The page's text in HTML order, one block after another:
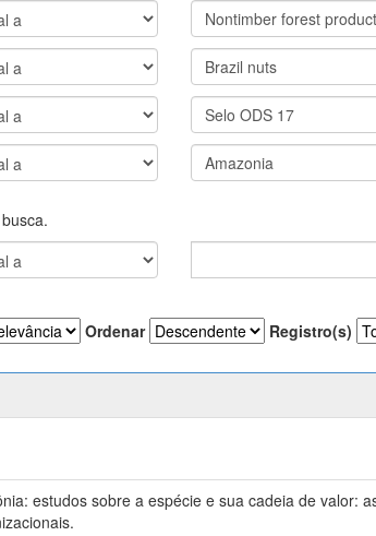
Ordenar Registro(s)
estudos sobre a espécie e sua cadeia de valor: